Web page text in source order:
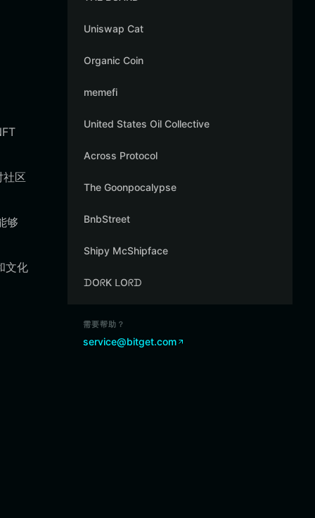
区
够
文化
Uniswap Cat
Organic Coin
memefi
United States Oil Collective
Across Protocol
The Goonpocalypse
BnbStreet
Shipy McShipface
ᗪOᖇK ᒪOᖇᗪ
需要帮助？
service@bitget.com